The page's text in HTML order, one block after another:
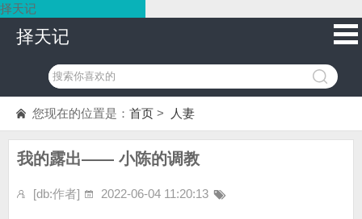
择天记
择天记
您现在的位置是： 首页 > 人妻
我的露出—— 小陈的调教
[db:作者] 2022-06-04 11:20:13